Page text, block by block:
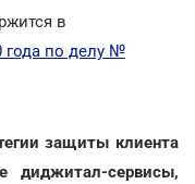
в
года по делу №
защиты клиента
диджитал-сервисы,